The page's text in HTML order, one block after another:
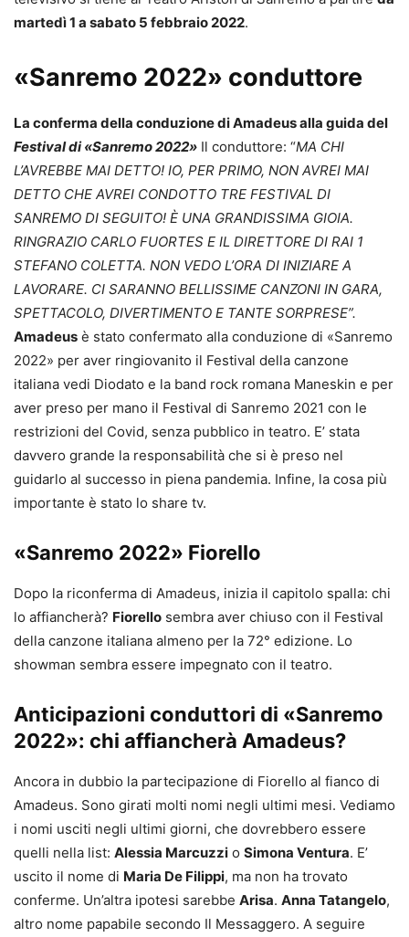
martedì 1 a sabato 5 febbraio 2022.
«Sanremo 2022» conduttore
La conferma della conduzione di Amadeus alla guida del
Festival di «Sanremo 2022» Il conduttore: “MA CHI
L’AVREBBE MAI DETTO! IO, PER PRIMO, NON AVREI MAI
DETTO CHE AVREI CONDOTTO TRE FESTIVAL DI
SANREMO DI SEGUITO! È UNA GRANDISSIMA GIOIA.
RINGRAZIO CARLO FUORTES E IL DIRETTORE DI RAI 1
STEFANO COLETTA. NON VEDO L’ORA DI INIZIARE A
LAVORARE. CI SARANNO BELLISSIME CANZONI IN GARA,
SPETTACOLO, DIVERTIMENTO E TANTE SORPRESE”.
Amadeus è stato confermato alla conduzione di «Sanremo
2022» per aver ringiovanito il Festival della canzone
italiana vedi Diodato e la band rock romana Maneskin e per
aver preso per mano il Festival di Sanremo 2021 con le
restrizioni del Covid, senza pubblico in teatro. E’ stata
davvero grande la responsabilità che si è preso nel
guidarlo al successo in piena pandemia. Infine, la cosa più
importante è stato lo share tv.
«Sanremo 2022» Fiorello
Dopo la riconferma di Amadeus, inizia il capitolo spalla: chi
lo affiancherà? Fiorello sembra aver chiuso con il Festival
della canzone italiana almeno per la 72° edizione. Lo
showman sembra essere impegnato con il teatro.
Anticipazioni conduttori di «Sanremo
2022»: chi affiancherà Amadeus?
Ancora in dubbio la partecipazione di Fiorello al fianco di
Amadeus. Sono girati molti nomi negli ultimi mesi. Vediamo
i nomi usciti negli ultimi giorni, che dovrebbero essere
quelli nella list: Alessia Marcuzzi o Simona Ventura. E’
uscito il nome di Maria De Filippi, ma non ha trovato
conferme. Un’altra ipotesi sarebbe Arisa. Anna Tatangelo,
altro nome papabile secondo Il Messaggero. A seguire